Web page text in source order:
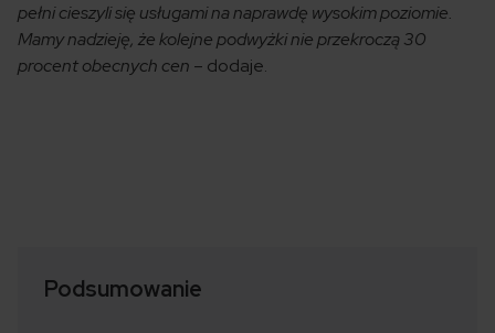
pełni cieszyli się usługami na naprawdę wysokim poziomie.
Mamy nadzieję, że kolejne podwyżki nie przekroczą 30
procent obecnych cen – dodaje.
Podsumowanie